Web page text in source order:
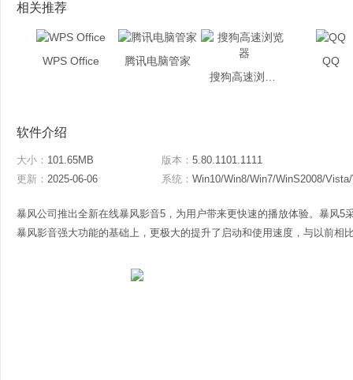
相关推荐
WPS Office
腾讯电脑管家
QQ
软件介绍
大小： 101.65MB 版本： 5.80.1101.1111
更新： 2025-06-06 系统： Win10/Win8/Win7/WinS2008/
暴风公司推出全新在线暴风影音5，为用户带来更快速的播放体验。暴风5
暴风影音强大功能的基础上，更极大的提升了启动和使用速度，与以前相